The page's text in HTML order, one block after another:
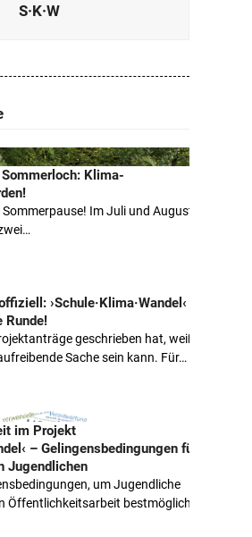
S·K·W
Klima-
Sommerpause! Im Juli und August
›Schule·Klima·Wandel‹
Runde!
geschrieben hat, weiß,
Sache sein kann. Für…
im Projekt
– Gelingensbedingungen für
Jugendlichen
um Jugendliche
Öffentlichkeitsarbeit bestmöglich